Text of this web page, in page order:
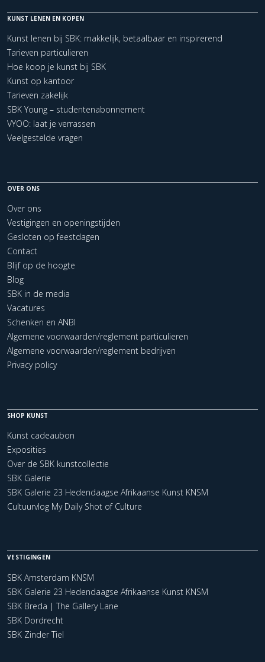
KUNST LENEN EN KOPEN
Kunst lenen bij SBK: makkelijk, betaalbaar en inspirerend
Tarieven particulieren
Hoe koop je kunst bij SBK
Kunst op kantoor
Tarieven zakelijk
SBK Young – studentenabonnement
VYOO: laat je verrassen
Veelgestelde vragen
OVER ONS
Over ons
Vestigingen en openingstijden
Gesloten op feestdagen
Contact
Blijf op de hoogte
Blog
SBK in de media
Vacatures
Schenken en ANBI
Algemene voorwaarden/reglement particulieren
Algemene voorwaarden/reglement bedrijven
Privacy policy
SHOP KUNST
Kunst cadeaubon
Exposities
Over de SBK kunstcollectie
SBK Galerie
SBK Galerie 23 Hedendaagse Afrikaanse Kunst KNSM
Cultuurvlog My Daily Shot of Culture
VESTIGINGEN
SBK Amsterdam KNSM
SBK Galerie 23 Hedendaagse Afrikaanse Kunst KNSM
SBK Breda | The Gallery Lane
SBK Dordrecht
SBK Zinder Tiel